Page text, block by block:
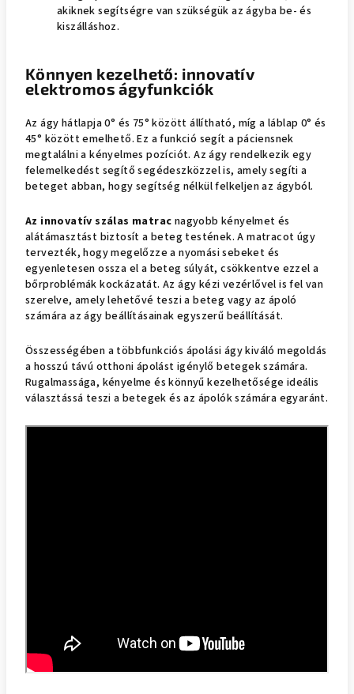
akiknek segítségre van szükségük az ágyba be- és
kiszálláshoz.
Könnyen kezelhető: innovatív
elektromos ágyfunkciók
Az ágy hátlapja 0° és 75° között állítható, míg a láblap 0° és
45° között emelhető. Ez a funkció segít a páciensnek
megtalálni a kényelmes pozíciót. Az ágy rendelkezik egy
felemelkedést segítő segédeszközzel is, amely segíti a
beteget abban, hogy segítség nélkül felkeljen az ágyból.
Az innovatív szálas matrac nagyobb kényelmet és
alátámasztást biztosít a beteg testének. A matracot úgy
tervezték, hogy megelőzze a nyomási sebeket és
egyenletesen ossza el a beteg súlyát, csökkentve ezzel a
bőrproblémák kockázatát. Az ágy kézi vezérlővel is fel van
szerelve, amely lehetővé teszi a beteg vagy az ápoló
számára az ágy beállításainak egyszerű beállítását.
Összességében a többfunkciós ápolási ágy kiváló megoldás
a hosszú távú otthoni ápolást igénylő betegek számára.
Rugalmassága, kényelme és könnyű kezelhetősége ideális
választássá teszi a betegek és az ápolók számára egyaránt.